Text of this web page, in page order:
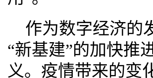
作为数字经济的
“新基建”的加快推
义。疫情带来的变